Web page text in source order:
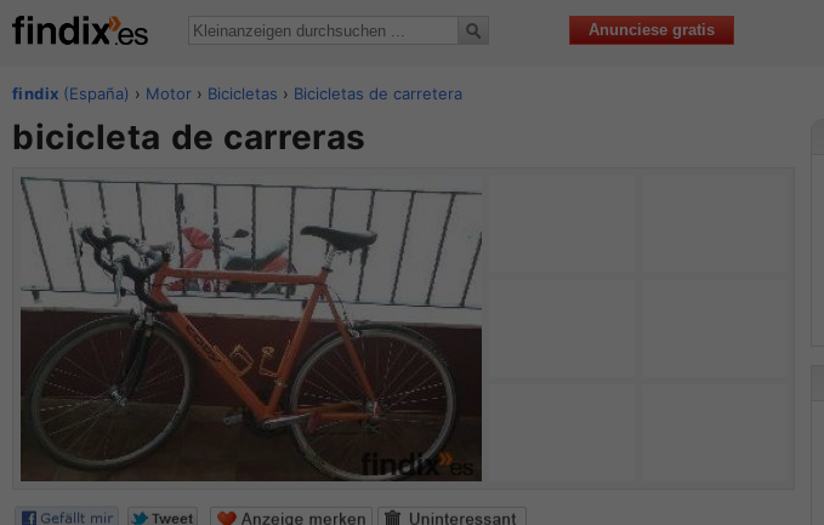
Anunciese gratis
findix (España) › Motor › Bicicletas › Bicicletas de carretera
bicicleta de carreras